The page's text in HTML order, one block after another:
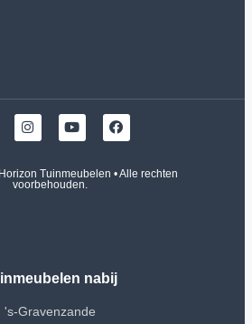
Horizon Tuinmeubelen • Alle rechten
voorbehouden.
nabij
's-Gravenzande